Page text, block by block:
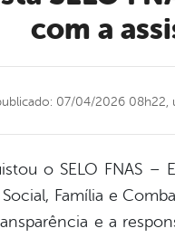
com a
07/04/2026 08h22,
o SELO FNAS
Família e
e a